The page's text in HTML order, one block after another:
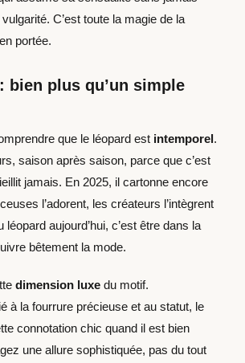
C’est toute la magie de la
portée.
bien plus qu’un simple
que le léopard est intemporel.
saison après saison, parce que c’est
jamais. En 2025, il cartonne encore
l’adorent, les créateurs l’intègrent
léopard aujourd’hui, c’est être dans la
bêtement la mode.
dimension luxe du motif.
à la fourrure précieuse et au statut, le
connotation chic quand il est bien
une allure sophistiquée, pas du tout